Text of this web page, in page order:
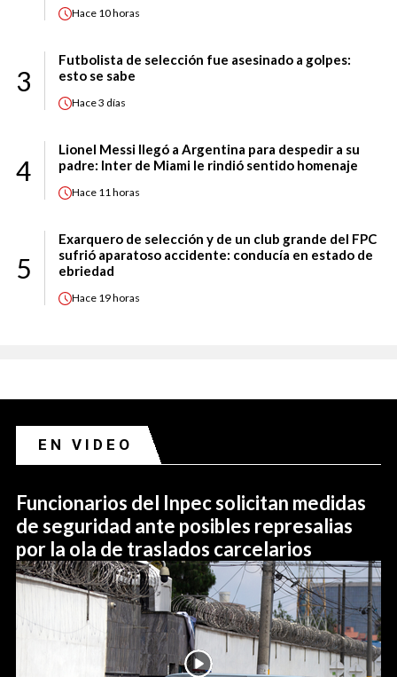
Hace 10 horas
3
Futbolista de selección fue asesinado a golpes:
esto se sabe
Hace3 días
4
Lionel Messi llegó a Argentina para despedir a su
padre: Inter de Miami le rindió sentido homenaje
Hace 11 horas
5
Exarquero de selección y de un club grande del FPC
sufrió aparatoso accidente: conducía en estado de
ebriedad
Hace 19 horas
EN VIDEO
Funcionarios del Inpec solicitan medidas
de seguridad ante posibles represalias
por la ola de traslados carcelarios